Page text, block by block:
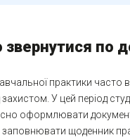
звернутися по
практики часто
захистом. У цей період
оформлювати документ
заповнювати щоденник